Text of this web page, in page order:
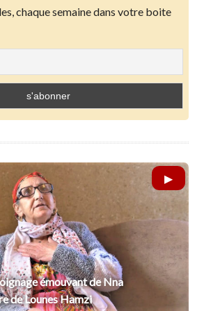
chaque semaine dans votre boite
émouvant de Nna
de Lounes Hamzi